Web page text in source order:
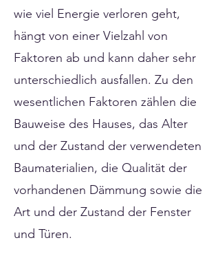
wie viel Energie verloren geht,
hängt von einer Vielzahl von
Faktoren ab und kann daher sehr
unterschiedlich ausfallen. Zu den
wesentlichen Faktoren zählen die
Bauweise des Hauses, das Alter
und der Zustand der verwendeten
Baumaterialien, die Qualität der
vorhandenen Dämmung sowie die
Art und der Zustand der Fenster
und Türen.